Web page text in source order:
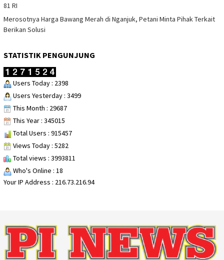
81 RI
Merosotnya Harga Bawang Merah di Nganjuk, Petani Minta Pihak Terkait
Berikan Solusi
STATISTIK PENGUNJUNG
Users Today : 2398
Users Yesterday : 3499
This Month : 29687
This Year : 345015
Total Users : 915457
Views Today : 5282
Total views : 3993811
Who's Online : 18
Your IP Address : 216.73.216.94